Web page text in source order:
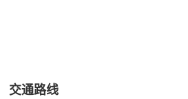
交通路线